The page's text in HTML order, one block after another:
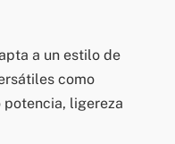
a un estilo de
como
potencia, ligereza